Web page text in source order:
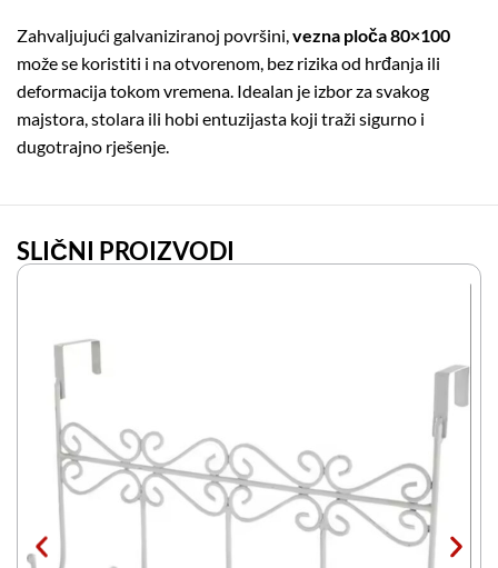
Zahvaljujući galvaniziranoj površini,vezna ploča 80×100
može se koristiti i na otvorenom, bez rizika od hrđanja ili
deformacija tokom vremena. Idealan je izbor za svakog
majstora, stolara ili hobi entuzijasta koji traži sigurno i
dugotrajno rješenje.
SLIČNI PROIZVODI